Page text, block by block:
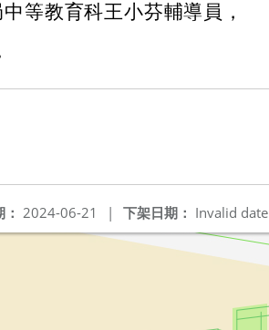
等教育科王小芬輔導員，
下架日期： Invalid date
2024-06-21 |